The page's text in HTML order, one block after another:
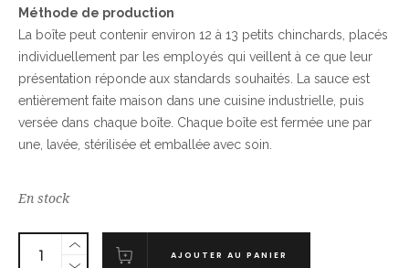
Méthode de production
La boîte peut contenir environ 12 à 13 petits chinchards, placés
individuellement par les employés qui veillent à ce que leur
présentation réponde aux standards souhaités. La sauce est
entièrement faite maison dans une cuisine industrielle, puis
versée dans chaque boîte. Chaque boîte est fermée une par
une, lavée, stérilisée et emballée avec soin.
En stock
AJOUTER AU PANIER